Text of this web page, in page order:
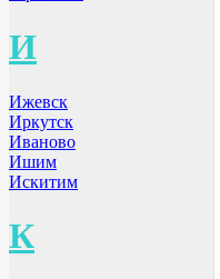
И
Ижевск
Иркутск
Иваново
Ишим
Искитим
К